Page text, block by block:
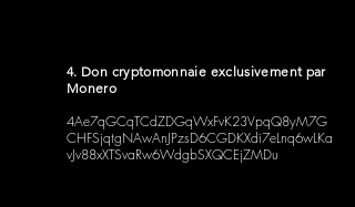
4. Don cryptomonnaie exclusivement par
Monero
4Ae7qGCqTCdZDGqWxFvK23VpqQ8yM7G
CHFSjqtgNAwAnJPzsD6CGDKXdi7eLnq6wLKa
vJv88xXTSvaRw6WdgbSXQCEjZMDu